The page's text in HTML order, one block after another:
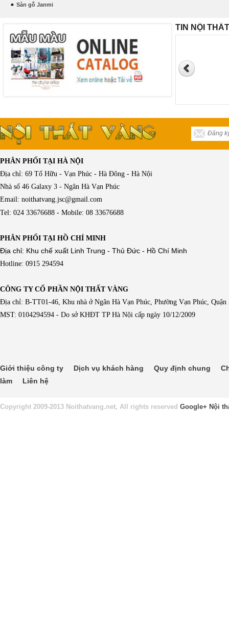
Sàn gỗ Janmi
TIN NỘI
PHÂN PHỐI TẠI HÀ NỘI
Địa chỉ: 69 Tố Hữu - Vạn Phúc - Hà Đông - Hà Nội
Nhà số 46 Galaxy 3 - Ngân Hà Vạn Phúc
Email: noithatvang.jsc@gmail.com
Tel: 024 33676688 - Mobile: 08 33676688
PHÂN PHỐI TẠI HỒ CHÍ MINH
Địa chỉ: Khu chế xuất Linh Trung - Thủ Đức - Hồ Chí Minh
Hotline: 0915 294594
CÔNG TY CỔ PHẦN NỘI THẤT VÀNG
Địa chỉ: B-TT01-46, Khu nhà ở Ngân Hà Vạn Phúc, Phường Vạn Phúc,
MST: 0104294594 - Do sở KHĐT TP Hà Nội cấp ngày 10/12/2009
Giới thiệu công ty Dịch vụ khách hàng Quy định chung
làm
Liên hệ
Copyright 2009-2013 Noithatvang.net, All rights reserved Google+ Nội